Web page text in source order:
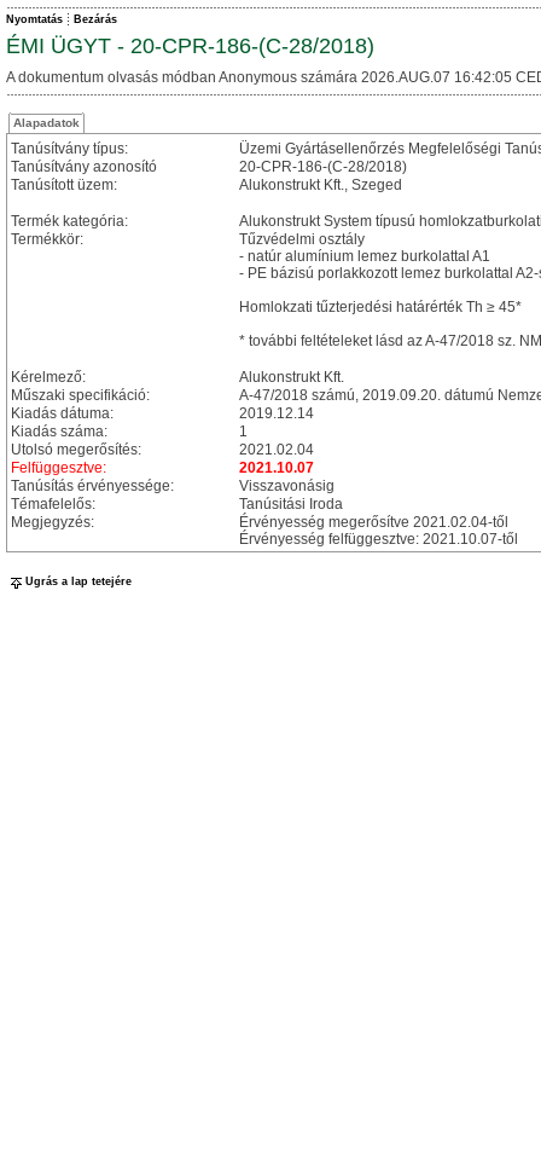
Nyomtatás Bezárás
ÉMI ÜGYT - 20-CPR-186-(C-28/2018)
A dokumentum olvasás módban Anonymous számára 2026.AUG.07 16:42:05
Alapadatok
Tanúsítvány típus:
Üzemi Gyártásellenőrzés Megfelelőségi
Tanúsítvány azonosító
20-CPR-186-(C-28/2018)
Tanúsított üzem:
Alukonstrukt Kft., Szeged
Termék kategória:
Alukonstrukt System típusú
Termékkör:
Tűzvédelmi osztály
- natúr alumínium lemez burkolattal A1
- PE bázisú porlakkozott lemez burkolattal
Homlokzati tűzterjedési határérték Th ≥ 45*
* további feltételeket lásd az A-47/2018 sz.
Kérelmező:
Alukonstrukt Kft.
Műszaki specifikáció:
A-47/2018 számú, 2019.09.20. dátumú
Kiadás dátuma:
2019.12.14
Kiadás száma:
1
Utolsó megerősítés:
2021.02.04
Felfüggesztve:
2021.10.07
Tanúsítás érvényessége:
Visszavonásig
Témafelelős:
Tanúsitási Iroda
Megjegyzés:
Érvényesség megerősítve 2021.02.04-től
Érvényesség felfüggesztve: 2021.10.07-től
Ugrás a lap tetejére